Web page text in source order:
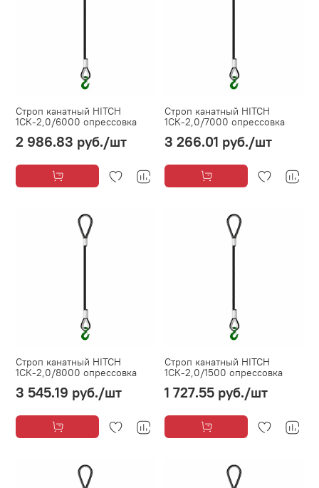
Строп канатный HITCH
1СК-2,0/6000 опрессовка
2 986.83 руб./шт
Строп канатный HITCH
1СК-2,0/7000 опрессовка
3 266.01 руб./шт
Строп канатный HITCH
1СК-2,0/8000 опрессовка
3 545.19 руб./шт
Строп канатный HITCH
1СК-2,0/1500 опрессовка
1 727.55 руб./шт